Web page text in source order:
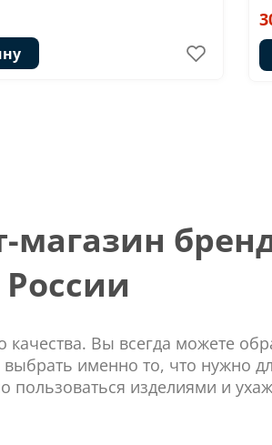
России
качества. Вы всегда можете
именно то, что нужно
пользоваться изделиями и